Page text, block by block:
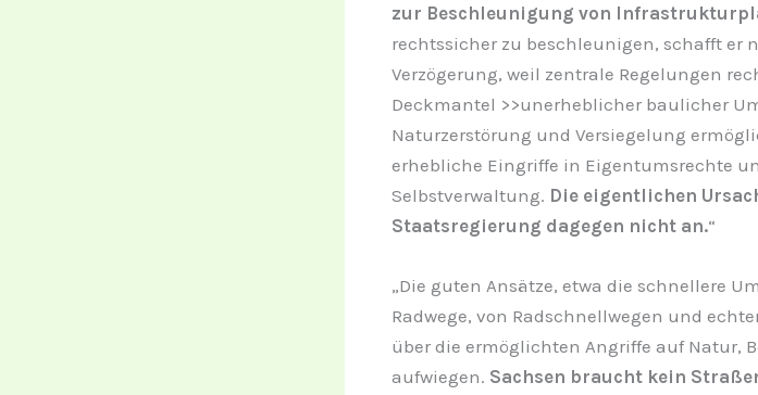
zur Beschleunigung von
rechtssicher zu beschleunigen, schafft er
Verzögerung, weil zentrale Regelungen
Deckmantel >>unerheblicher baulicher
Naturzerstörung und Versiegelung
erhebliche Eingriffe in Eigentumsrechte
Selbstverwaltung. Die eigentlichen
Staatsregierung dagegen nicht an.“
„Die guten Ansätze, etwa die schnellere
Radwege, von Radschnellwegen und
über die ermöglichten Angriffe auf Natur,
aufwiegen. Sachsen braucht kein